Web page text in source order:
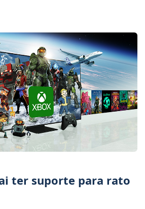
custos (via Reuteurs). A
ter suporte para rato